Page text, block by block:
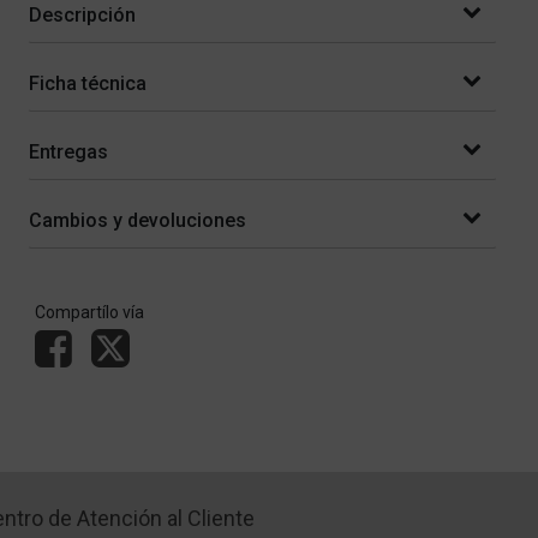
Descripción
Ficha técnica
Entregas
Cambios y devoluciones
Compartílo vía
de Atención al Cliente